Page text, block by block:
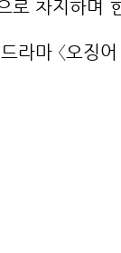
로 차지하며
라마 〈오징